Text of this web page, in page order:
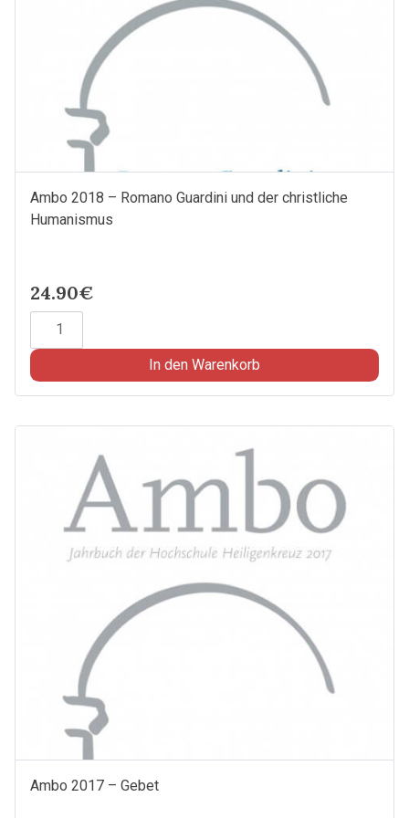
Ambo 2018 – Romano Guardini und der christliche
Humanismus
24.90€
Ambo
Romano
und
christliche
Humanismus
Menge
In den Warenkorb
Ambo 2017 – Gebet